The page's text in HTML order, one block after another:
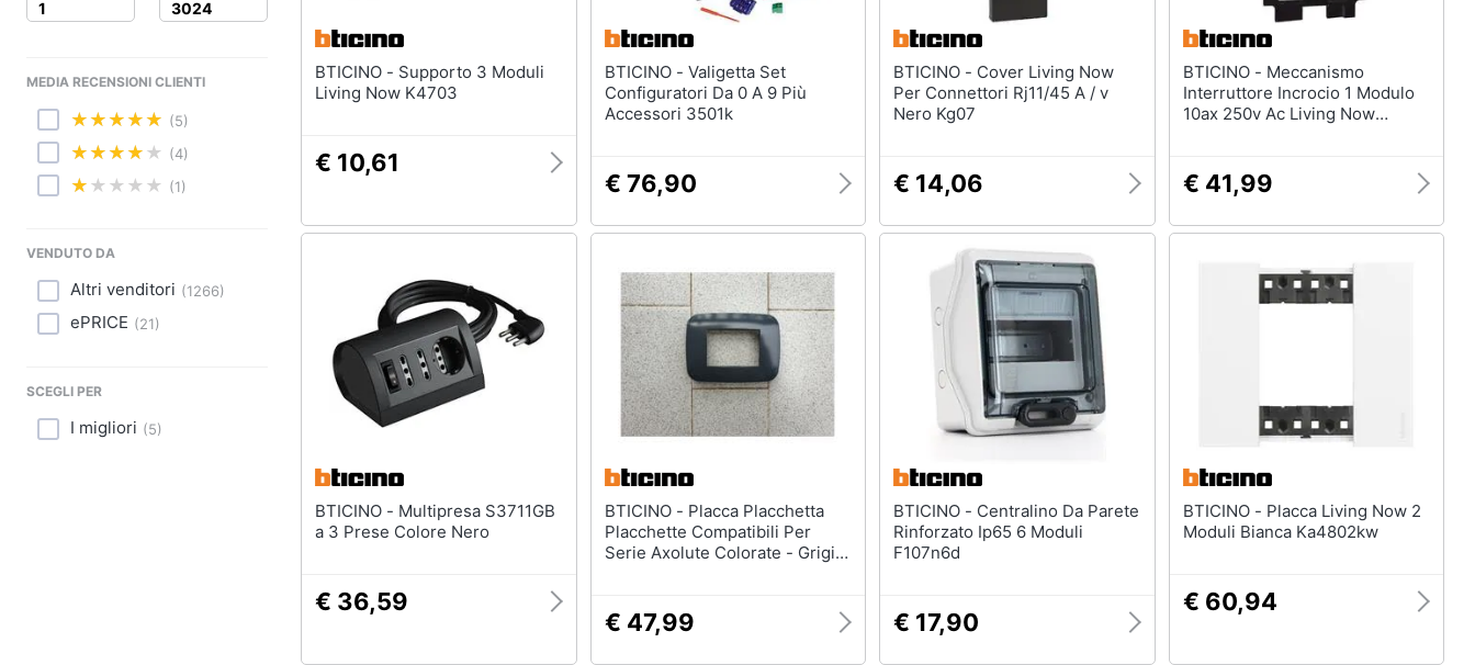
Giocattoli
Fotografia
Abbigliamento
Sport
Animali
Motori
MEDIA RECENSIONI CLIENTI
(5)
(4)
(1)
VENDUTO DA
Altri venditori (1266)
ePRICE (21)
SCEGLI PER
I migliori (5)
BTICINO - Supporto 3 Moduli
Living Now K4703
€ 10,61
BTICINO - Valigetta Set
Configuratori Da 0 A 9 Più
Accessori 3501k
€ 76,90
BTICINO - Cover Living Now
Per Connettori Rj11/45 A / v
Nero Kg07
€ 14,06
BTICINO - Meccanismo
Interruttore Incrocio 1 Modulo
10ax 250v Ac Living Now
€ 41,99
BTICINO - Multipresa S3711GB
a 3 Prese Colore Nero
€ 36,59
BTICINO - Placca Placchetta
Placchette Compatibili Per
Serie Axolute Colorate - Grigio
€ 47,99
BTICINO - Centralino Da Parete
Rinforzato Ip65 6 Moduli
F107n6d
€ 17,90
BTICINO - Placca Living Now 2
Moduli Bianca Ka4802kw
€ 60,94